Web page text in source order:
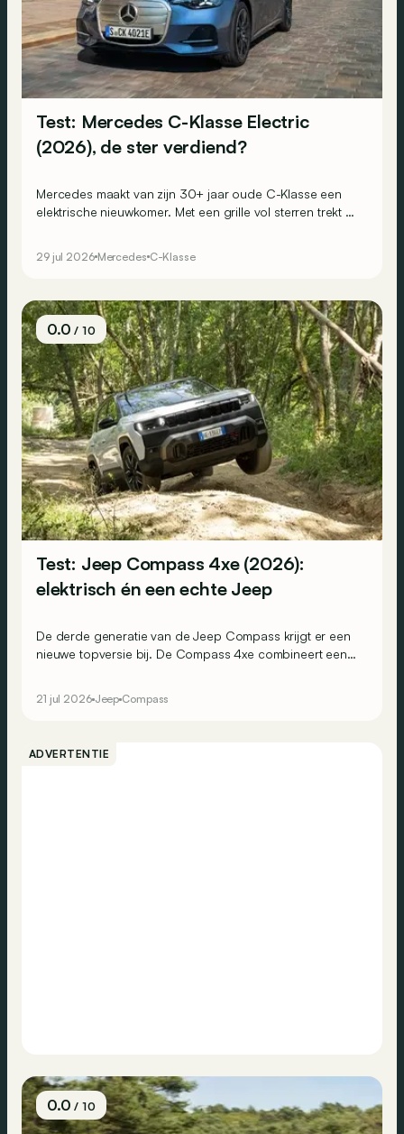
Test: Mercedes C-Klasse Electric
(2026), de ster verdiend?
Mercedes maakt van zijn 30+ jaar oude C-Klasse een
elektrische nieuwkomer. Met een grille vol sterren trekt hij
29 jul 2026 Mercedes C-Klasse
0.0/ 10
Test: Jeep Compass 4xe (2026):
elektrisch én een echte Jeep
De derde generatie van de Jeep Compass krijgt er een
nieuwe topversie bij. De Compass 4xe combineert een
Jeep die zijn naam eer aandoet?
21 jul 2026 Jeep Compass
ADVERTENTIE
0.0/ 10